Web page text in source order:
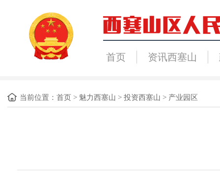
首页 资讯西塞山
当前位置： 首页 > 魅力西塞山 > 投资西塞山 > 产业园区